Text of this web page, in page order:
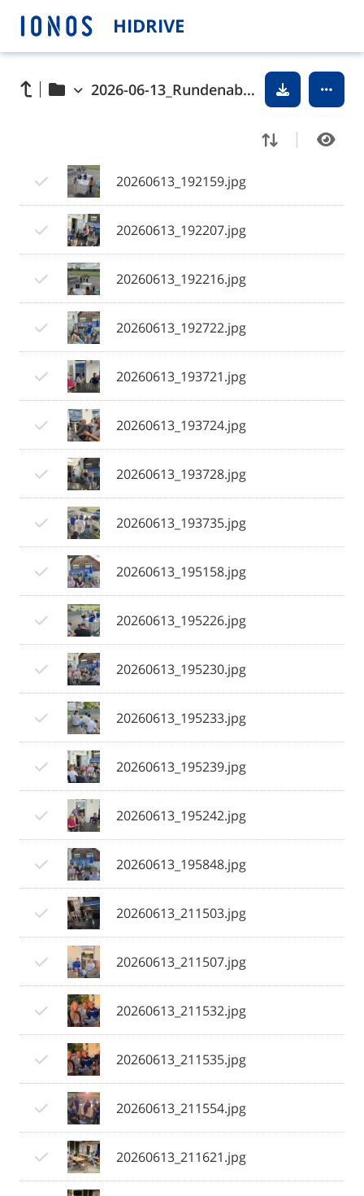
HIDRIVE
2026-06-13_Rundenabschluss mit Mannschaft,Fans, Sponsoren und Gönnern am Clubhaus
20260613_192159.jpg
20260613_192207.jpg
20260613_192216.jpg
20260613_192722.jpg
20260613_193721.jpg
20260613_193724.jpg
20260613_193728.jpg
20260613_193735.jpg
20260613_195158.jpg
20260613_195226.jpg
20260613_195230.jpg
20260613_195233.jpg
20260613_195239.jpg
20260613_195242.jpg
20260613_195848.jpg
20260613_211503.jpg
20260613_211507.jpg
20260613_211532.jpg
20260613_211535.jpg
20260613_211554.jpg
20260613_211621.jpg